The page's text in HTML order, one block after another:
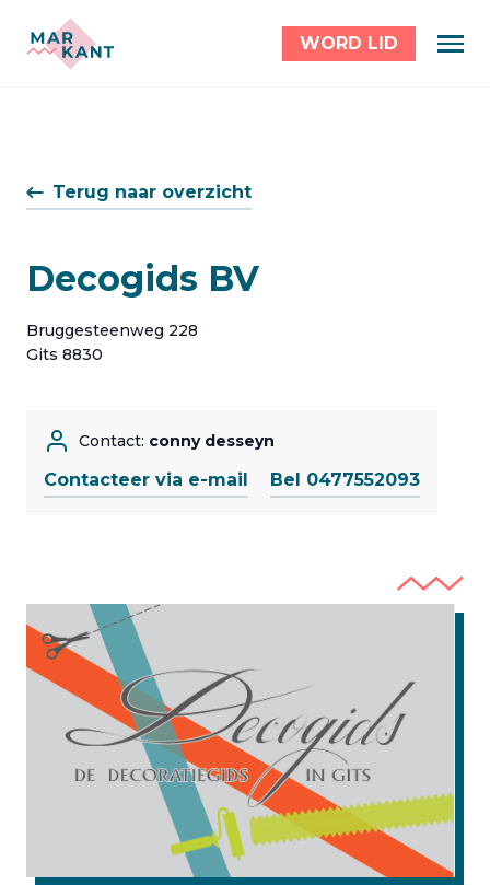
WORD LID
Terug naar overzicht
Decogids BV
Bruggesteenweg 228
Gits 8830
Contact: conny desseyn
Contacteer via e-mail Bel 0477552093